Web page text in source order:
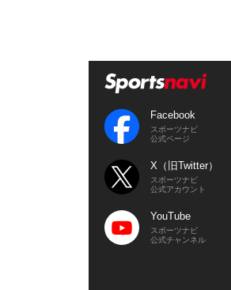
Facebook
スポーツナビ
公式ページ
X（旧Twitter）
スポーツナビ
公式アカウント
YouTube
スポーツナビ
公式チャンネル